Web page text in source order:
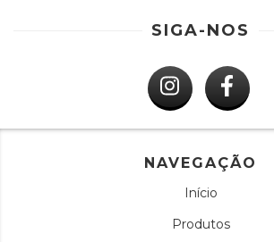
SIGA-NOS
NAVEGAÇÃO
Início
Produtos